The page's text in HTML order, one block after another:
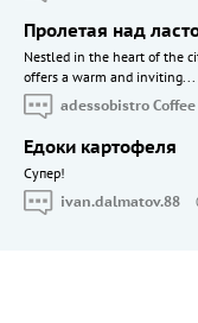
Пролетая над
Nestled in the heart of the
offers a warm and inviting...
adessobistro Coffee
Едоки картофеля
Cупер!
ivan.dalmatov.88